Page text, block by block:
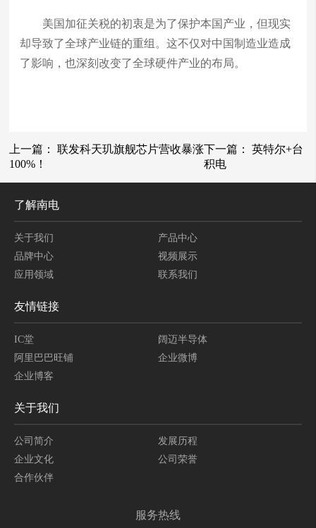
美国加征关税的初衷是为了保护本国产业，但现实
却导致了全球产业链的重组。这不仅对中国制造业造成
了影响，也深刻改变了全球硬件产业的布局。
上一篇：联发科天玑旗舰芯片营收暴涨
100%！
下一篇：英特尔+台
积电
了解南电
关于我们
产品中心
品牌中心
视频展示
应用领域
联系我们
友情链接
IC堂
阔迈半导体
阿里巴巴旺铺
企业微博
企业博客
关于我们
公司简介
发展历程
企业文化
公司荣誉
合作伙伴
服务热线